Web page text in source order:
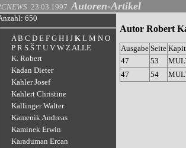
23.03.1997 Autoren-Artikel
650
A B C D E F G H I J K L M N O
P R S Š T U V W ZALLE
K. Robert
Kadan Dieter
Kahler Josef
Kahlert Christine
Kallinger Walter
Kamenik Andreas
Kaminek Erwin
Karaduman Ercan
Autor Robert
Ausgabe Seite
47
53
47
54